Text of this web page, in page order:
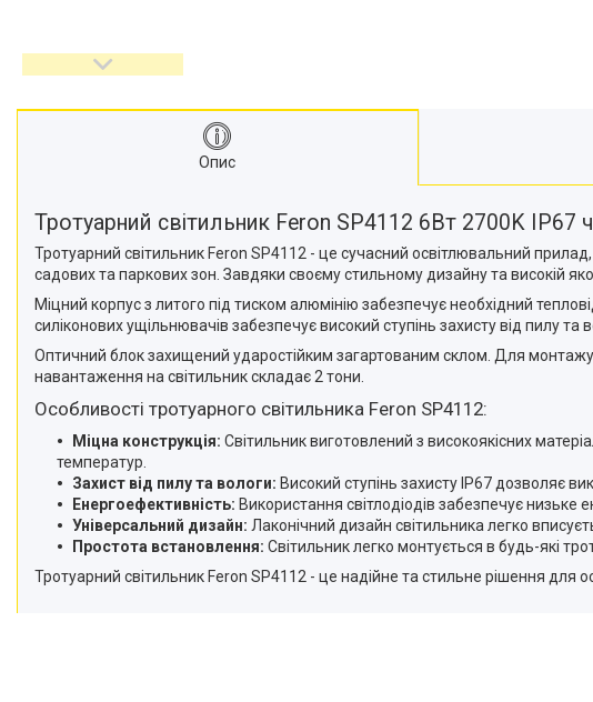
Гнучкі ЛОР ендоскопи
Приліжкові медичні столики
Ендоскопічні освітлювачі
Медичні товари
Опис
Тротуарний світильник Feron SP4112 6Вт 2700K IP67
Тротуарний світильник Feron SP4112 - це сучасний освітлювальний
садових та паркових зон. Завдяки своєму стильному дизайну та високій
Міцний корпус з литого під тиском алюмінію забезпечує необхідний
силіконових ущільнювачів забезпечує високий ступінь захисту від пилу та
Оптичний блок захищений ударостійким загартованим склом. Для
навантаження на світильник складає 2 тони.
Особливості тротуарного світильника Feron SP4112:
Міцна конструкція: Світильник виготовлений з високоякісних
температур.
Захист від пилу та вологи: Високий ступінь захисту IP67 дозволяє
Енергоефективність: Використання світлодіодів забезпечує
Універсальний дизайн: Лаконічний дизайн світильника легко
Простота встановлення: Світильник легко монтується в будь-які
Тротуарний світильник Feron SP4112 - це надійне та стильне рішення для